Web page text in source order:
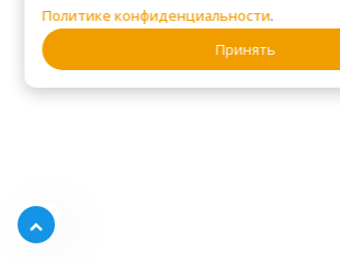
Политике конфиденциальности.
Принять